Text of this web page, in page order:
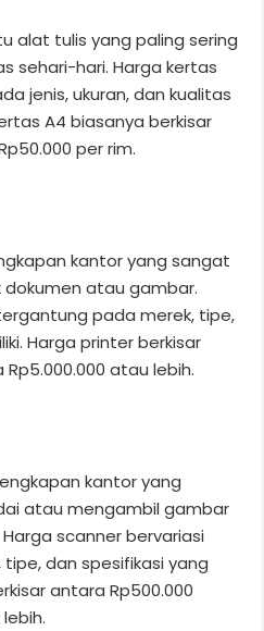
alat tulis yang paling sering
sehari-hari. Harga kertas
jenis, ukuran, dan kualitas
A4 biasanya berkisar
per rim.
kantor yang sangat
atau gambar.
pada merek, tipe,
Harga printer berkisar
atau lebih.
kantor yang
atau mengambil gambar
scanner bervariasi
dan spesifikasi yang
antara Rp500.000